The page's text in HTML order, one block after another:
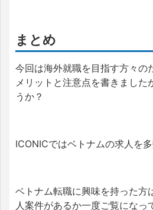
まとめ
今回は海外就職を目指す方々の
メリットと注意点を書きました
うか？
ICONICではベトナムの求人を多
ベトナム転職に興味を持った方
人案件があるか一度ご覧になっ